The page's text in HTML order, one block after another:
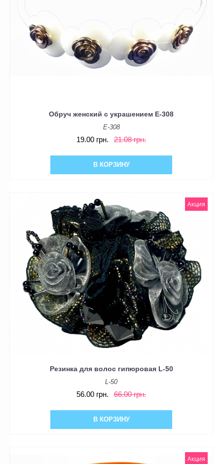
Обруч женский с украшением E-308
E-308
19.00 грн. 21.08 грн.
В КОРЗИНУ
Акция
Резинка для волос гипюровая L-50
L-50
56.00 грн. 66.00 грн.
В КОРЗИНУ
Акция